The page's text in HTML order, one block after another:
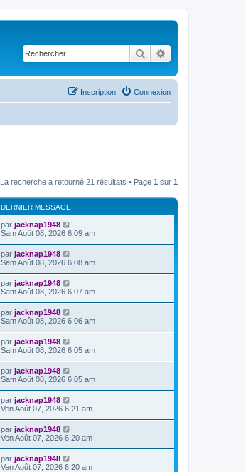
Rechercher
Connexion
Inscription
La recherche a retourné 21 résultats • Page 1 sur 1
DERNIER MESSAGE
par jacknap1948
Sam Août 08, 2026 6:09 am
par jacknap1948
Sam Août 08, 2026 6:08 am
par jacknap1948
Sam Août 08, 2026 6:07 am
par jacknap1948
Sam Août 08, 2026 6:06 am
par jacknap1948
Sam Août 08, 2026 6:05 am
par jacknap1948
Sam Août 08, 2026 6:05 am
par jacknap1948
Ven Août 07, 2026 6:21 am
par jacknap1948
Ven Août 07, 2026 6:20 am
par jacknap1948
Ven Août 07, 2026 6:20 am